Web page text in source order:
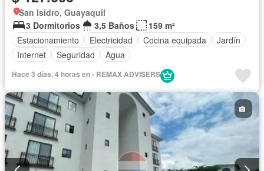
San Isidro, Guayaquil
3 Dormitorios
3,5 Baños
159 m²
Estacionamiento
Electricidad Cocina equipada
Jardín
Internet
Seguridad Agua
Hace 3 días, 4 horas en - REMAX ADVISERS